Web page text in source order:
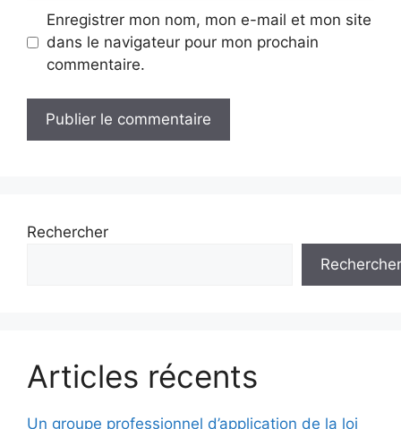
Enregistrer mon nom, mon e-mail et mon site
dans le navigateur pour mon prochain
commentaire.
Rechercher
Rechercher
Articles récents
Un groupe professionnel d’application de la loi